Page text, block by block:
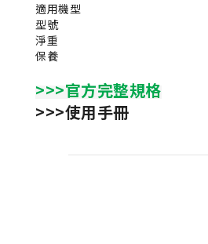
適用機型
型號
淨重
保養
>>>官方完整規格
>>>使用手冊